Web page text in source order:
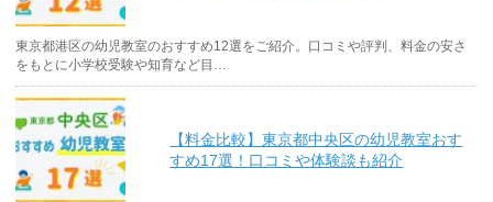
東京都港区の幼児教室のおすすめ12選をご紹介。口コミや評判、料金の安さ
をもとに小学校受験や知育など目…
【料金比較】東京都中央区の幼児教室おす
すめ17選！口コミや体験談も紹介